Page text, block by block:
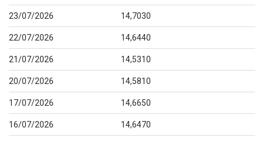
23/07/2026 14,7030
22/07/2026 14,6440
21/07/2026 14,5310
20/07/2026 14,5810
17/07/2026 14,6650
16/07/2026 14,6470